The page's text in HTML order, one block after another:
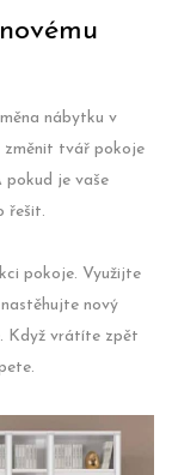
nábytku v
změnit tvář pokoje
pokud je vaše
řešit.
pokoje. Využijte
nový
Když vrátíte zpět